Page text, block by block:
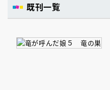
既刊一覧